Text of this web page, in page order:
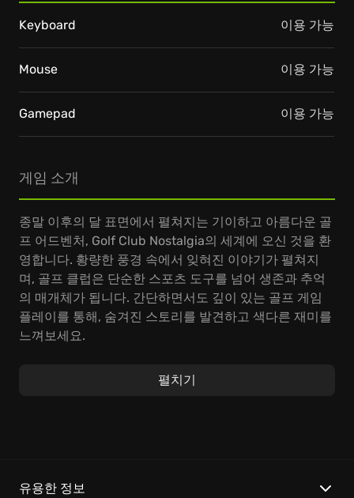
게임 소개
종말 이후의 달 표면에서 펼쳐지는 기이하고 아름다운 골
프 어드벤처, Golf Club Nostalgia의 세계에 오신 것을 환
영합니다. 황량한 풍경 속에서 잊혀진 이야기가 펼쳐지
며, 골프 클럽은 단순한 스포츠 도구를 넘어 생존과 추억
의 매개체가 됩니다. 간단하면서도 깊이 있는 골프 게임
플레이를 통해, 숨겨진 스토리를 발견하고 색다른 재미를
느껴보세요.
클럽을 휘두르는 섬세한 컨트롤과 전략적인 샷 구사는 물
펼치기
Keyboard 이용 가능
Mouse 이용 가능
Gamepad 이용 가능
유용한 정보